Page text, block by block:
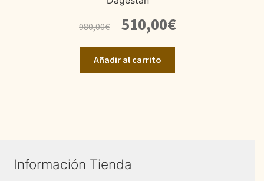
980,00€
precio
original
era:
980,00€.
510,00€El
precio
Añadir al carrito
Información Tienda